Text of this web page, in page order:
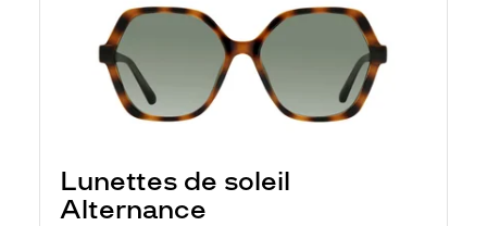
Lunettes de soleil
Alternance